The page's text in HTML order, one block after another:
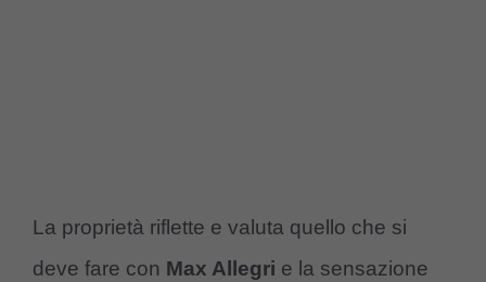
La proprietà riflette e valuta quello che si
deve fare con Max Allegri e la sensazione